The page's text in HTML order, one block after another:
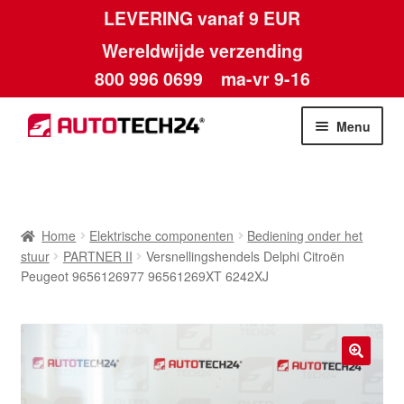
LEVERING vanaf 9 EUR
Wereldwijde verzending
800 996 0699 ma-vr 9-16
Ga
door
Ga
naar
Menu
Algemene voorwaarden
Betalingen
Contact
Home Elektrische componenten
Bediening onder het
stuur
PARTNER II
Versnellingshendels Delphi Citroën
Peugeot 9656126977 96561269XT 6242XJ
🔍